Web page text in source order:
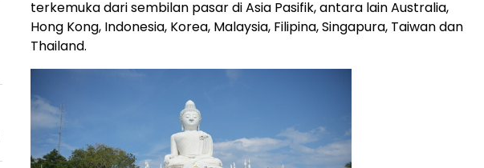
terkemuka dari sembilan pasar di Asia Pasifik, antara lain Australia,
Hong Kong, Indonesia, Korea, Malaysia, Filipina, Singapura, Taiwan dan
Thailand.